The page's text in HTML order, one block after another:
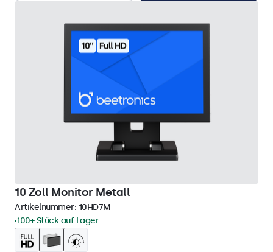
10 Zoll Monitor Metall
Artikelnummer: 10HD7M
100+ Stück auf Lager